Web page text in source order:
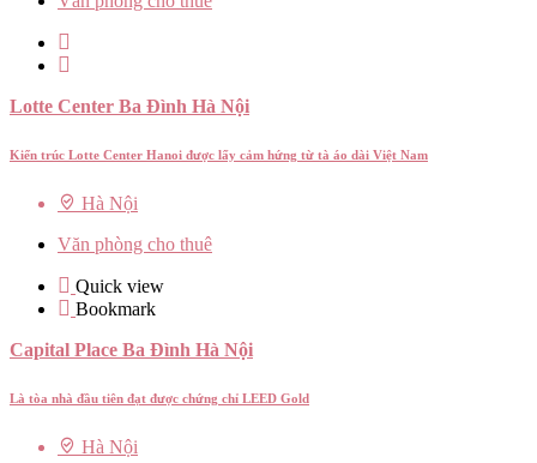
Lotte Center Ba Đình Hà Nội
Kiến trúc Lotte Center Hanoi được lấy cảm hứng từ tà áo dài Việt Nam
Hà Nội
Văn phòng cho thuê
Quick view
Bookmark
Capital Place Ba Đình Hà Nội
Là tòa nhà đầu tiên đạt được chứng chỉ LEED Gold
Hà Nội